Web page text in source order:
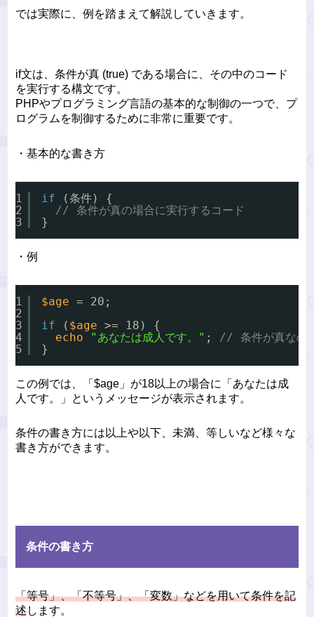
では実際に、例を踏まえて解説していきます。
if文は、条件が真 (true) である場合に、その中のコード
を実行する構文です。
PHPやプログラミング言語の基本的な制御の一つで、プ
ログラムを制御するために非常に重要です。
・基本的な書き方
1
2
3
if
(条件) {
// 条件が真の場合に実行するコード
}
・例
1
2
3
4
5
$age = 20;
if
( $age >= 18) {
echo
"あなたは成人です。" ; // 条件が真なの
}
この例では、「$age」が18以上の場合に「あなたは成
人です。」というメッセージが表示されます。
条件の書き方には以上や以下、未満、等しいなど様々な
書き方ができます。
条件の書き方
「等号」、「不等号」、「変数」などを用いて条件を記
述します。